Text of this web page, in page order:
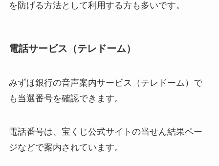
を防げる方法として利用する方も多いです。
電話サービス（テレドーム）
みずほ銀行の音声案内サービス（テレドーム）で
も当選番号を確認できます。
電話番号は、宝くじ公式サイトの当せん結果ペー
ジなどで案内されています。